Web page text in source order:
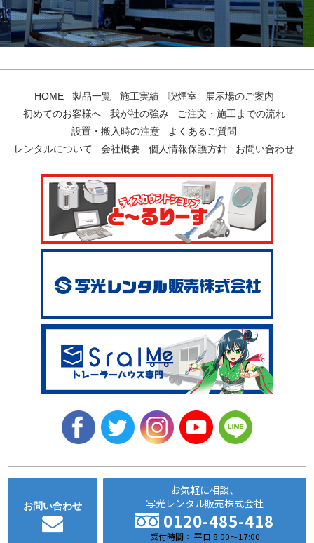
HOME 製品一覧 施工実績 喫煙室
展示場のご案内
初めてのお客様へ
我が社の強み
ご注文・施工までの流れ
設置・搬入時の注意
よくあるご質問
レンタルについて
会社概要 個人情報保護方針 お問い合わせ
お問い合わせ
お気軽に相談、
写光レンタル販売株式会社
0120-485-418
受付時間： 平日 8:00～17:00